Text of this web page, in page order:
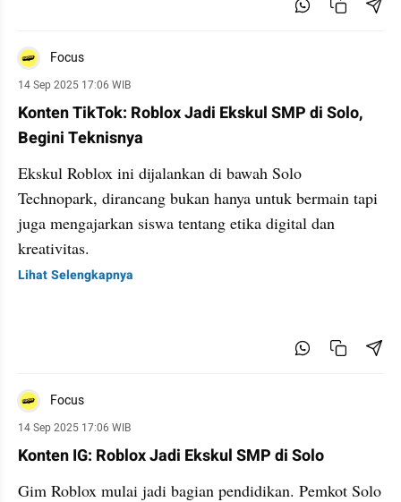
Focus
14 Sep 2025 17:06 WIB
Konten TikTok: Roblox Jadi Ekskul SMP di Solo,
Begini Teknisnya
Ekskul Roblox ini dijalankan di bawah Solo
Technopark, dirancang bukan hanya untuk bermain tapi
juga mengajarkan siswa tentang etika digital dan
kreativitas.
Lihat Selengkapnya
Focus
14 Sep 2025 17:06 WIB
Konten IG: Roblox Jadi Ekskul SMP di Solo
Gim Roblox mulai jadi bagian pendidikan. Pemkot Solo